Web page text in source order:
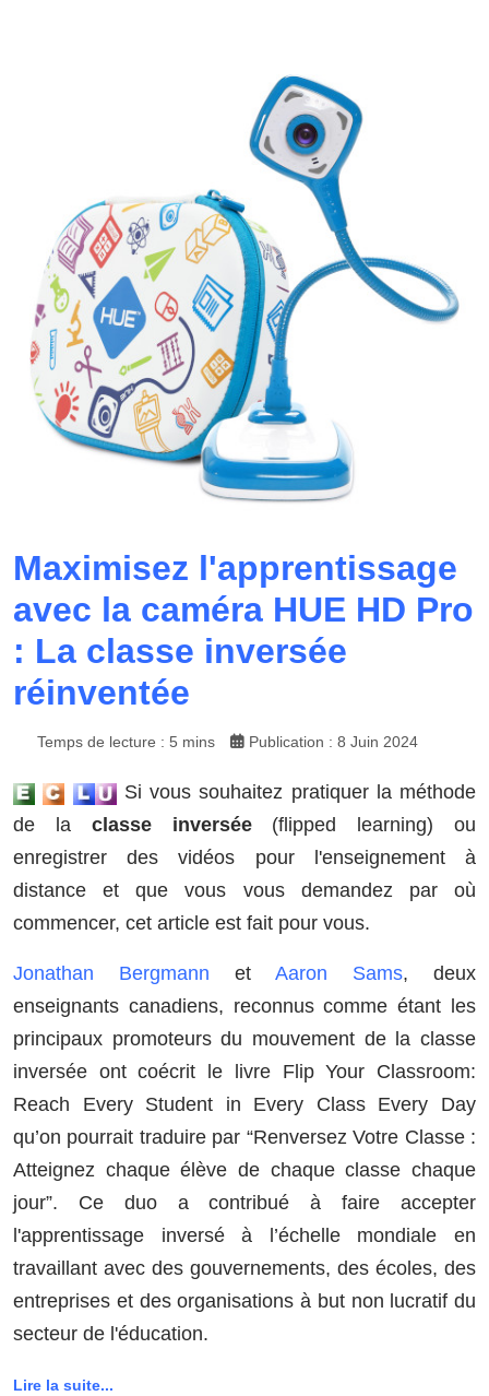
Maximisez l'apprentissage
avec la caméra HUE HD Pro
: La classe inversée
réinventée
Temps de lecture : 5 mins Publication : 8 Juin 2024
Si vous souhaitez pratiquer la méthode
de la classe inversée (flipped learning) ou
enregistrer des vidéos pour l'enseignement à
distance et que vous vous demandez par où
commencer, cet article est fait pour vous.
Jonathan Bergmann et Aaron Sams, deux
enseignants canadiens, reconnus comme étant les
principaux promoteurs du mouvement de la classe
inversée ont coécrit le livre Flip Your Classroom:
Reach Every Student in Every Class Every Day
qu’on pourrait traduire par “Renversez Votre Classe :
Atteignez chaque élève de chaque classe chaque
jour”. Ce duo a contribué à faire accepter
l'apprentissage inversé à l’échelle mondiale en
travaillant avec des gouvernements, des écoles, des
entreprises et des organisations à but non lucratif du
secteur de l'éducation.
Lire la suite...